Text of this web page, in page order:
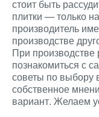
стоит быть
плитки — только
производитель
производстве
При
познакомиться с
советы по выбору
собственное
вариант. Желаем